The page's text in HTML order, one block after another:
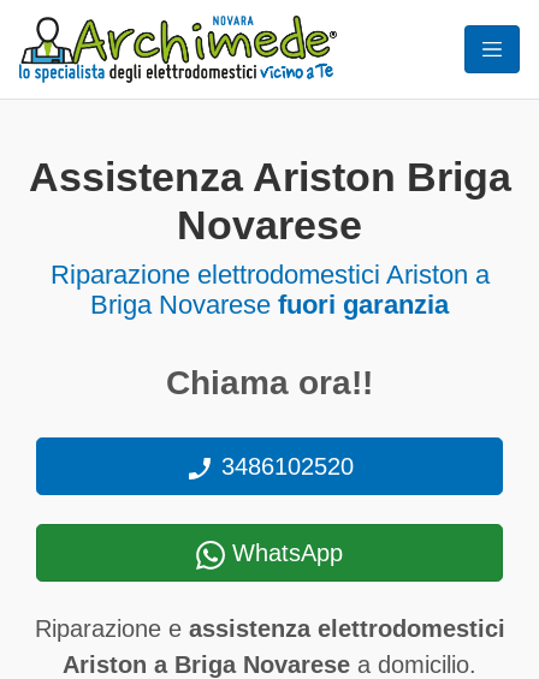
Assistenza Ariston Briga
Novarese
Riparazione elettrodomestici Ariston a
Briga Novarese fuori garanzia
Chiama ora!!
3486102520
WhatsApp
Riparazione e assistenza elettrodomestici
Ariston a Briga Novarese a domicilio.